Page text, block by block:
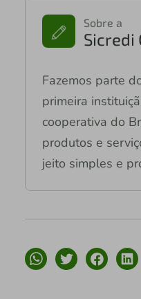
Sobre a
Sicredi
Fazemos parte
primeira
cooperativa do
produtos e
jeito simples e